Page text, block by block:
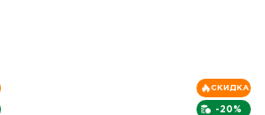
-20%
СКИДКА